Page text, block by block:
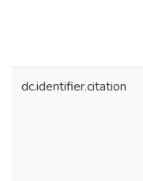
dc.identifier.citation